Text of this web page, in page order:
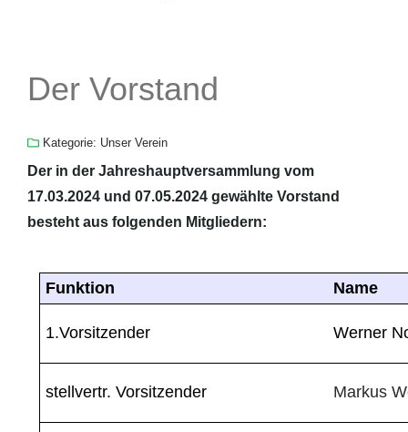
Der Vorstand
Kategorie: Unser Verein
Der in der Jahreshauptversammlung vom
17.03.2024 und 07.05.2024 gewählte Vorstand
besteht aus folgenden Mitgliedern:
Funktion Name
1.Vorsitzender Werner
stellvertr. Vorsitzender Markus